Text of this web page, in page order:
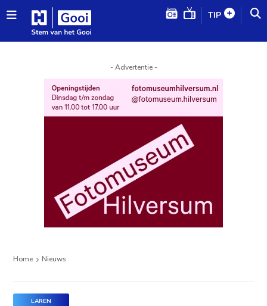
TIP
- Advertentie -
Home Nieuws
LAREN